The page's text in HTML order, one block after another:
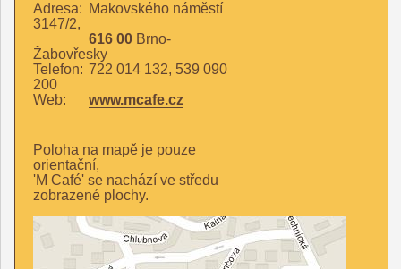
Adresa: Makovského náměstí
3147/2,
616 00 Brno-
Žabovřesky
Telefon: 722 014 132, 539 090
200
Web:
www.mcafe.cz
Poloha na mapě je pouze
orientační,
'M Café' se nachází ve středu
zobrazené plochy.